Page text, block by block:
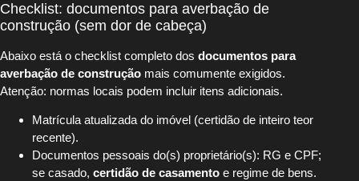
Checklist: documentos para averbação de
construção (sem dor de cabeça)
Abaixo está o checklist completo dos documentos para
averbação de construção mais comumente exigidos.
Atenção: normas locais podem incluir itens adicionais.
Matrícula atualizada do imóvel (certidão de inteiro teor
recente).
Documentos pessoais do(s) proprietário(s): RG e CPF;
se casado, certidão de casamento e regime de bens.